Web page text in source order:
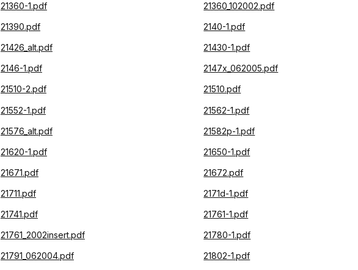
21360-1.pdf 21360_102002.pdf
21390.pdf 2140-1.pdf
21426_alt.pdf 21430-1.pdf
2146-1.pdf 2147x_062005.pdf
21510-2.pdf 21510.pdf
21552-1.pdf 21562-1.pdf
21576_alt.pdf 21582p-1.pdf
21620-1.pdf 21650-1.pdf
21671.pdf 21672.pdf
21711.pdf 2171d-1.pdf
21741.pdf 21761-1.pdf
21761_2002insert.pdf 21780-1.pdf
21791_062004.pdf 21802-1.pdf